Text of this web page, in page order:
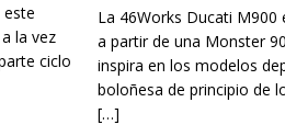
la vez
ciclo
La 46Works Ducati M900
a partir de una Monster
inspira en los modelos
boloñesa de principio de
[…]